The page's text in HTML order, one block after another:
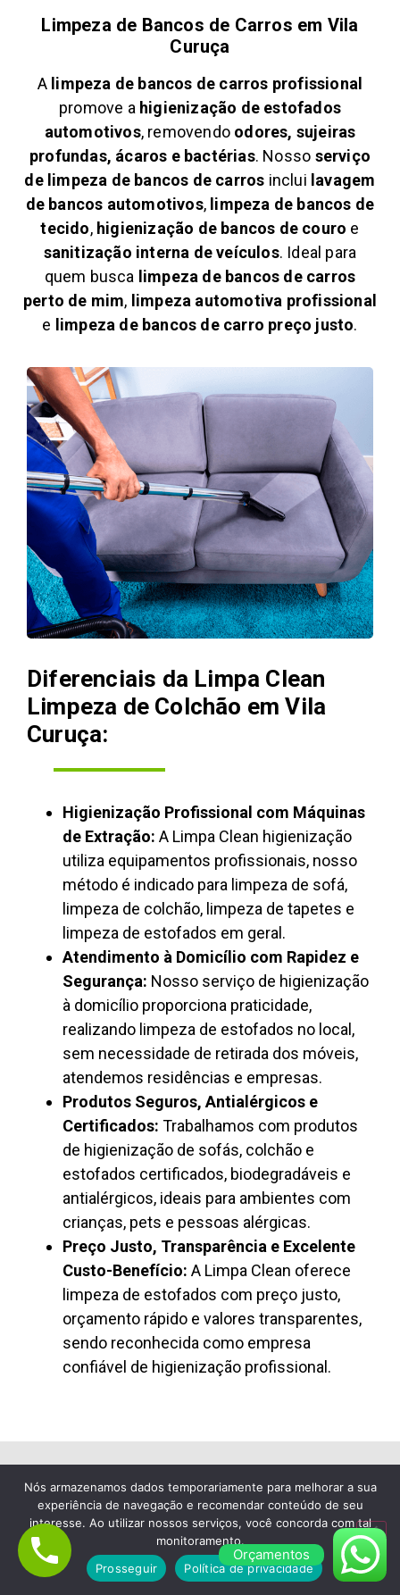
Limpeza de Bancos de Carros em Vila
Curuça
A limpeza de bancos de carros profissional
promove a higienização de estofados
automotivos, removendo odores, sujeiras
profundas, ácaros e bactérias. Nosso serviço
de limpeza de bancos de carros inclui lavagem
de bancos automotivos, limpeza de bancos de
tecido, higienização de bancos de couro e
sanitização interna de veículos. Ideal para
quem busca limpeza de bancos de carros
perto de mim, limpeza automotiva profissional
e limpeza de bancos de carro preço justo.
Diferenciais da Limpa Clean
Limpeza de Colchão em Vila
Curuça:
Higienização Profissional com Máquinas
de Extração: A Limpa Clean higienização
utiliza equipamentos profissionais, nosso
método é indicado para limpeza de sofá,
limpeza de colchão, limpeza de tapetes e
limpeza de estofados em geral.
Atendimento à Domicílio com Rapidez e
Segurança: Nosso serviço de higienização
à domicílio proporciona praticidade,
realizando limpeza de estofados no local,
sem necessidade de retirada dos móveis,
atendemos residências e empresas.
Produtos Seguros, Antialérgicos e
Certificados: Trabalhamos com produtos
de higienização de sofás, colchão e
estofados certificados, biodegradáveis e
antialérgicos, ideais para ambientes com
crianças, pets e pessoas alérgicas.
Preço Justo, Transparência e Excelente
Custo-Benefício: A Limpa Clean oferece
limpeza de estofados com preço justo,
orçamento rápido e valores transparentes,
sendo reconhecida como empresa
confiável de higienização profissional.
Lavagem de Colchão à Seco em Vila Curuça
Empresa de Limpeza de
Colchão em Vila Curuça,
Orçamentos
Nós armazenamos dados temporariamente para melhorar a sua
experiência de navegação e recomendar conteúdo de seu
interesse. Ao utilizar nossos serviços, você concorda com tal
monitoramento.
Prosseguir
Política de privacidade